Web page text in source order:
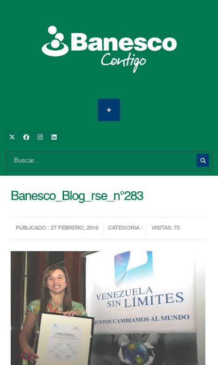
Banesco_Blog_rse_n°283
PUBLICADO : 27 FEBRERO, 2016 CATEGORIA : VISITAS: 73